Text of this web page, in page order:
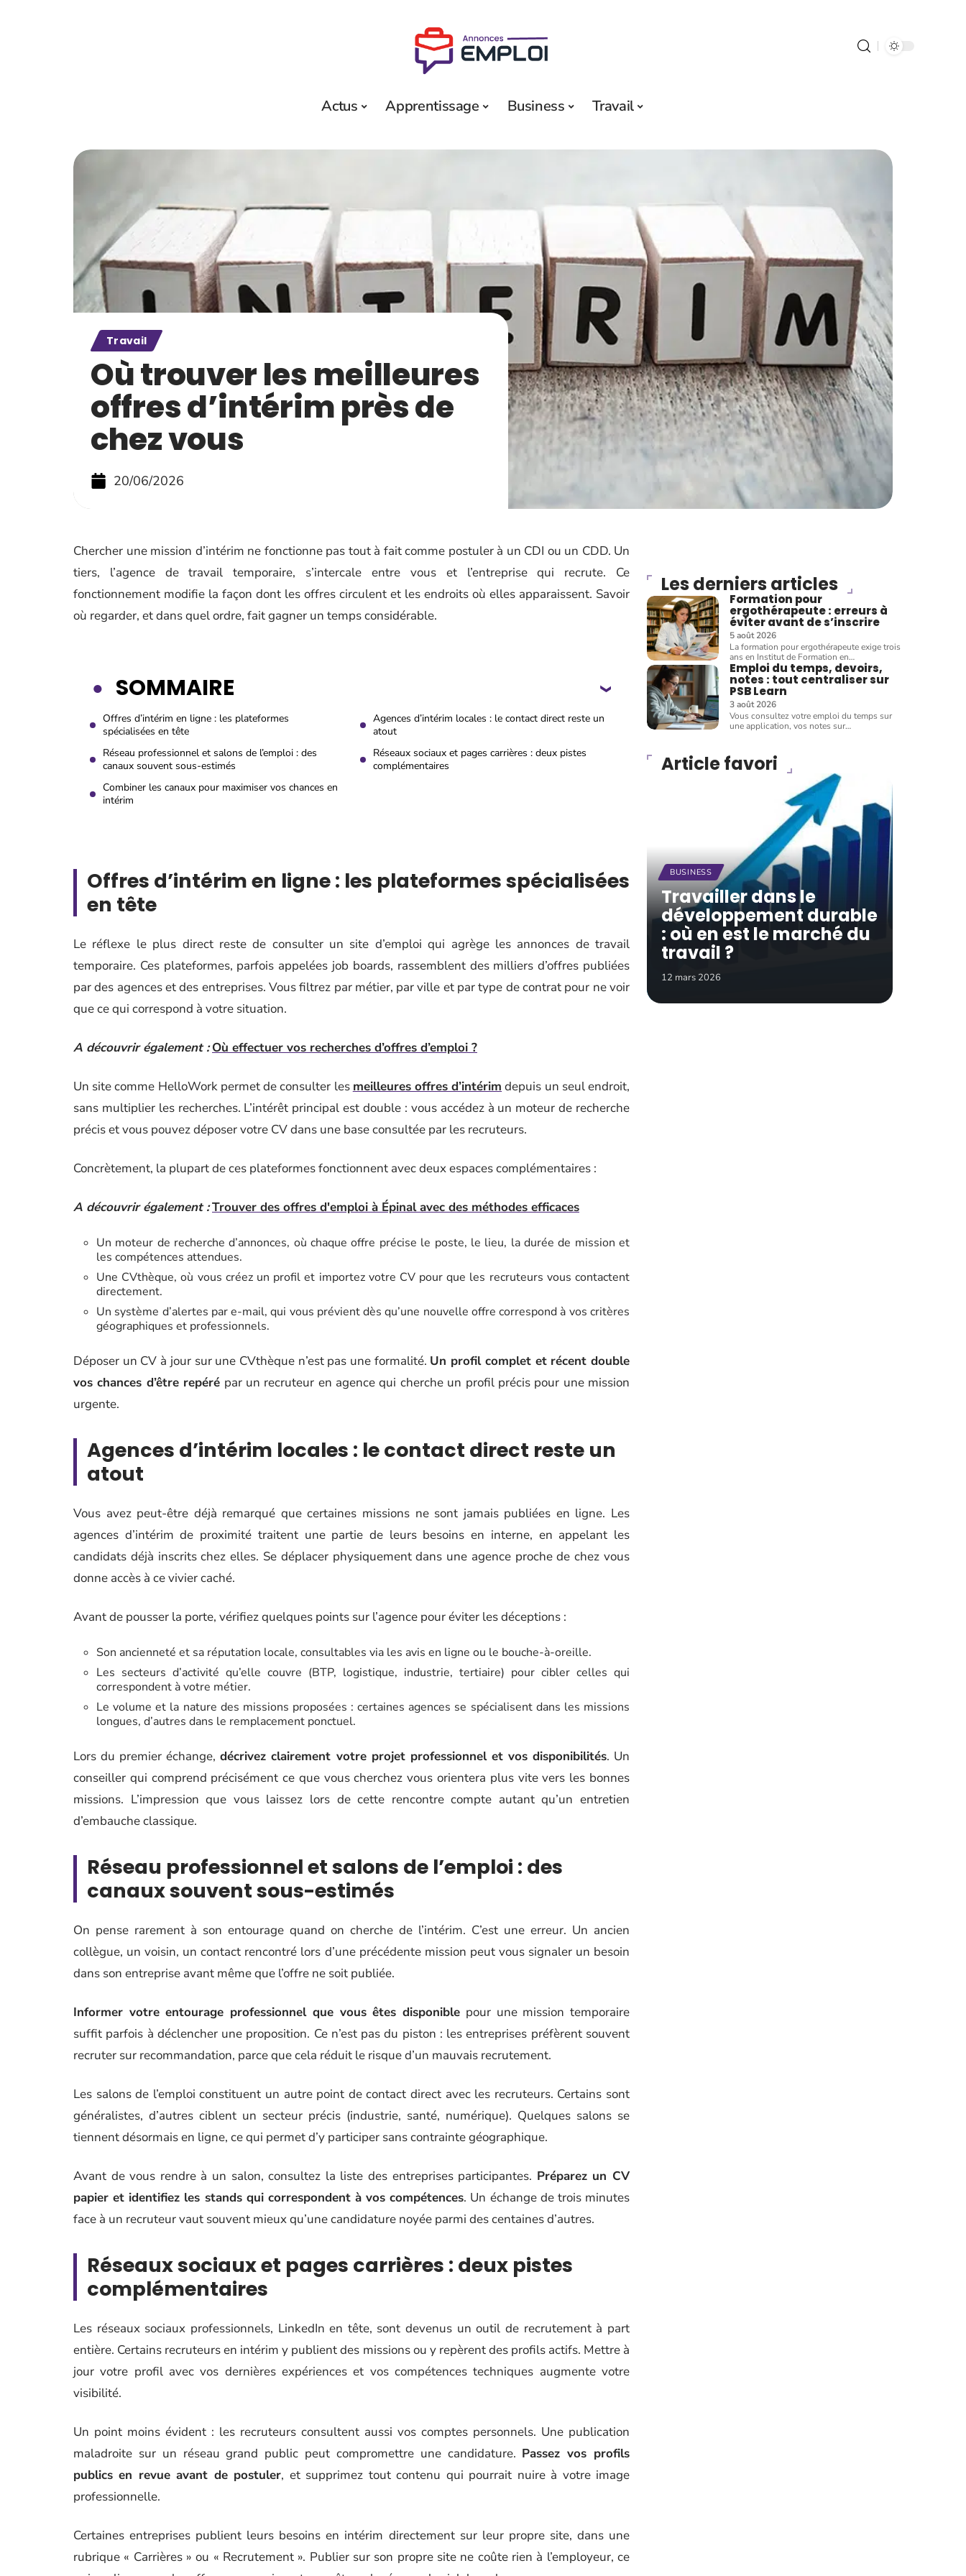
Actus Apprentissage Business Travail
Travail
Où trouver les meilleures
offres d’intérim près de
chez vous
20/06/2026
Chercher une mission d’intérim ne fonctionne pas tout à fait comme postuler à un CDI ou un CDD. Un
tiers, l’agence de travail temporaire, s’intercale entre vous et l’entreprise qui recrute. Ce
fonctionnement modifie la façon dont les offres circulent et les endroits où elles apparaissent. Savoir
où regarder, et dans quel ordre, fait gagner un temps considérable.
SOMMAIRE
Offres d’intérim en ligne : les plateformes
spécialisées en tête
Agences d’intérim locales : le contact direct reste un
atout
Réseau professionnel et salons de l’emploi : des
canaux souvent sous-estimés
Réseaux sociaux et pages carrières : deux pistes
complémentaires
Combiner les canaux pour maximiser vos chances en
intérim
Offres d’intérim en ligne : les plateformes spécialisées
en tête
Le réflexe le plus direct reste de consulter un site d’emploi qui agrège les annonces de travail
temporaire. Ces plateformes, parfois appelées job boards, rassemblent des milliers d’offres publiées
par des agences et des entreprises. Vous filtrez par métier, par ville et par type de contrat pour ne voir
que ce qui correspond à votre situation.
A découvrir également : Où effectuer vos recherches d’offres d’emploi ?
Un site comme HelloWork permet de consulter les meilleures offres d’intérim depuis un seul endroit,
sans multiplier les recherches. L’intérêt principal est double : vous accédez à un moteur de recherche
précis et vous pouvez déposer votre CV dans une base consultée par les recruteurs.
Concrètement, la plupart de ces plateformes fonctionnent avec deux espaces complémentaires :
A découvrir également :Trouver des offres d'emploi à Épinal avec des méthodes efficaces
Un moteur de recherche d’annonces, où chaque offre précise le poste, le lieu, la durée de mission et
les compétences attendues.
Une CVthèque, où vous créez un profil et importez votre CV pour que les recruteurs vous contactent
directement.
Un système d’alertes par e-mail, qui vous prévient dès qu’une nouvelle offre correspond à vos critères
géographiques et professionnels.
Déposer un CV à jour sur une CVthèque n’est pas une formalité. Un profil complet et récent double
vos chances d’être repéré par un recruteur en agence qui cherche un profil précis pour une mission
urgente.
Agences d’intérim locales : le contact direct reste un
atout
Vous avez peut-être déjà remarqué que certaines missions ne sont jamais publiées en ligne. Les
agences d’intérim de proximité traitent une partie de leurs besoins en interne, en appelant les
candidats déjà inscrits chez elles. Se déplacer physiquement dans une agence proche de chez vous
donne accès à ce vivier caché.
Avant de pousser la porte, vérifiez quelques points sur l’agence pour éviter les déceptions :
Son ancienneté et sa réputation locale, consultables via les avis en ligne ou le bouche-à-oreille.
Les secteurs d’activité qu’elle couvre (BTP, logistique, industrie, tertiaire) pour cibler celles qui
correspondent à votre métier.
Le volume et la nature des missions proposées : certaines agences se spécialisent dans les missions
longues, d’autres dans le remplacement ponctuel.
Lors du premier échange,décrivez clairement votre projet professionnel et vos disponibilités. Un
conseiller qui comprend précisément ce que vous cherchez vous orientera plus vite vers les bonnes
missions. L’impression que vous laissez lors de cette rencontre compte autant qu’un entretien
d’embauche classique.
Réseau professionnel et salons de l’emploi : des
canaux souvent sous-estimés
On pense rarement à son entourage quand on cherche de l’intérim. C’est une erreur. Un ancien
collègue, un voisin, un contact rencontré lors d’une précédente mission peut vous signaler un besoin
dans son entreprise avant même que l’offre ne soit publiée.
Informer votre entourage professionnel que vous êtes disponible pour une mission temporaire
suffit parfois à déclencher une proposition. Ce n’est pas du piston : les entreprises préfèrent souvent
recruter sur recommandation, parce que cela réduit le risque d’un mauvais recrutement.
Les salons de l’emploi constituent un autre point de contact direct avec les recruteurs. Certains sont
généralistes, d’autres ciblent un secteur précis (industrie, santé, numérique). Quelques salons se
tiennent désormais en ligne, ce qui permet d’y participer sans contrainte géographique.
Avant de vous rendre à un salon, consultez la liste des entreprises participantes. Préparez un CV
papier et identifiez les stands qui correspondent à vos compétences. Un échange de trois minutes
face à un recruteur vaut souvent mieux qu’une candidature noyée parmi des centaines d’autres.
Réseaux sociaux et pages carrières : deux pistes
complémentaires
Les réseaux sociaux professionnels, LinkedIn en tête, sont devenus un outil de recrutement à part
entière. Certains recruteurs en intérim y publient des missions ou y repèrent des profils actifs. Mettre à
jour votre profil avec vos dernières expériences et vos compétences techniques augmente votre
visibilité.
Un point moins évident : les recruteurs consultent aussi vos comptes personnels. Une publication
maladroite sur un réseau grand public peut compromettre une candidature. Passez vos profils
publics en revue avant de postuler, et supprimez tout contenu qui pourrait nuire à votre image
professionnelle.
Certaines entreprises publient leurs besoins en intérim directement sur leur propre site, dans une
rubrique « Carrières » ou « Recrutement ». Publier sur son propre site ne coûte rien à l’employeur, ce
Les derniers articles
Formation pour
ergothérapeute : erreurs à
éviter avant de s’inscrire
5 août 2026
La formation pour ergothérapeute exige trois
ans en Institut de Formation en…
Emploi du temps, devoirs,
notes : tout centraliser sur
PSB Learn
3 août 2026
Vous consultez votre emploi du temps sur
une application, vos notes sur…
Article favori
BUSINESS
Travailler dans le
développement durable
: où en est le marché du
travail ?
12 mars 2026